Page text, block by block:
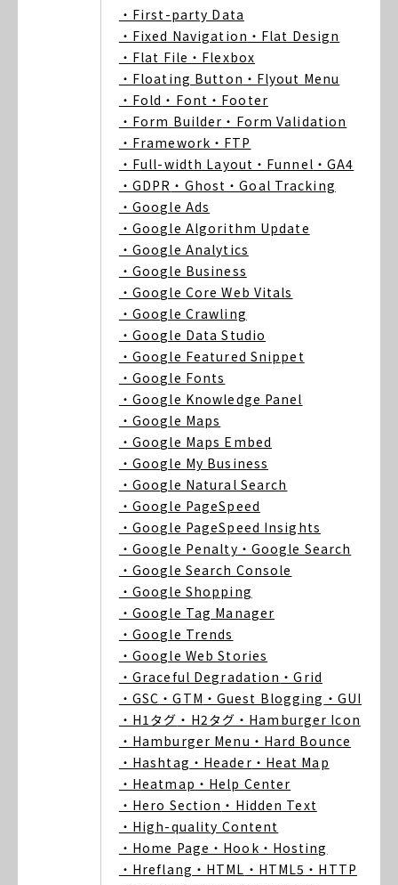
・First-party Data
・Fixed Navigation ・Flat Design
・Flat File ・Flexbox
・Floating Button ・Flyout Menu
・Fold ・Font ・Footer
・Form Builder ・Form Validation
・Framework ・FTP
・Full-width Layout ・Funnel ・GA4
・GDPR ・Ghost ・Goal Tracking
・Google Ads
・Google Algorithm Update
・Google Analytics
・Google Business
・Google Core Web Vitals
・Google Crawling
・Google Data Studio
・Google Featured Snippet
・Google Fonts
・Google Knowledge Panel
・Google Maps
・Google Maps Embed
・Google My Business
・Google Natural Search
・Google PageSpeed
・Google PageSpeed Insights
・Google Penalty ・Google Search
・Google Search Console
・Google Shopping
・Google Tag Manager
・Google Trends
・Google Web Stories
・Graceful Degradation ・Grid
・GSC ・GTM ・Guest Blogging ・GUI
・H1タグ ・H2タグ ・Hamburger Icon
・Hamburger Menu ・Hard Bounce
・Hashtag ・Header ・Heat Map
・Heatmap ・Help Center
・Hero Section ・Hidden Text
・High-quality Content
・Home Page ・Hook ・Hosting
・Hreflang ・HTML ・HTML5 ・HTTP